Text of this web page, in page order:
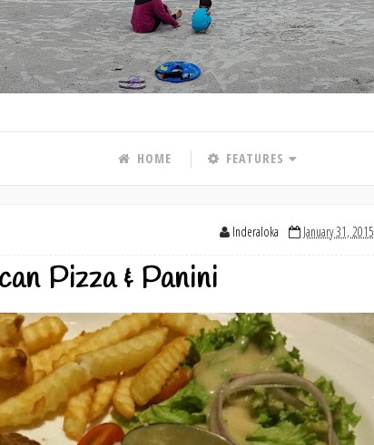
HOME FEATURES
Inderaloka January 31, 2015
Pizza & Panini